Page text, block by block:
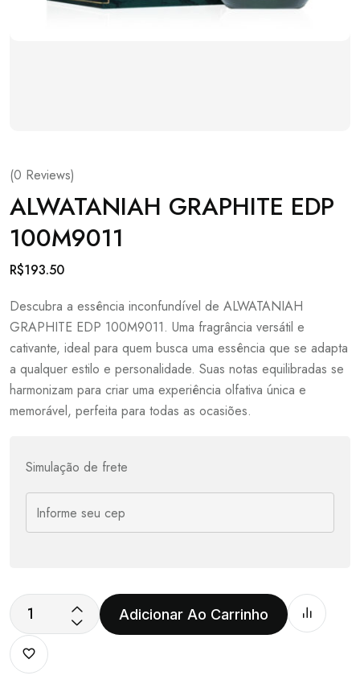
(0 Reviews)
ALWATANIAH GRAPHITE EDP
100M9011
R$193.50
Descubra a essência inconfundível de ALWATANIAH
GRAPHITE EDP 100M9011. Uma fragrância versátil e
cativante, ideal para quem busca uma essência que se adapta
a qualquer estilo e personalidade. Suas notas equilibradas se
harmonizam para criar uma experiência olfativa única e
memorável, perfeita para todas as ocasiões.
Simulação de frete
Adicionar Ao Carrinho